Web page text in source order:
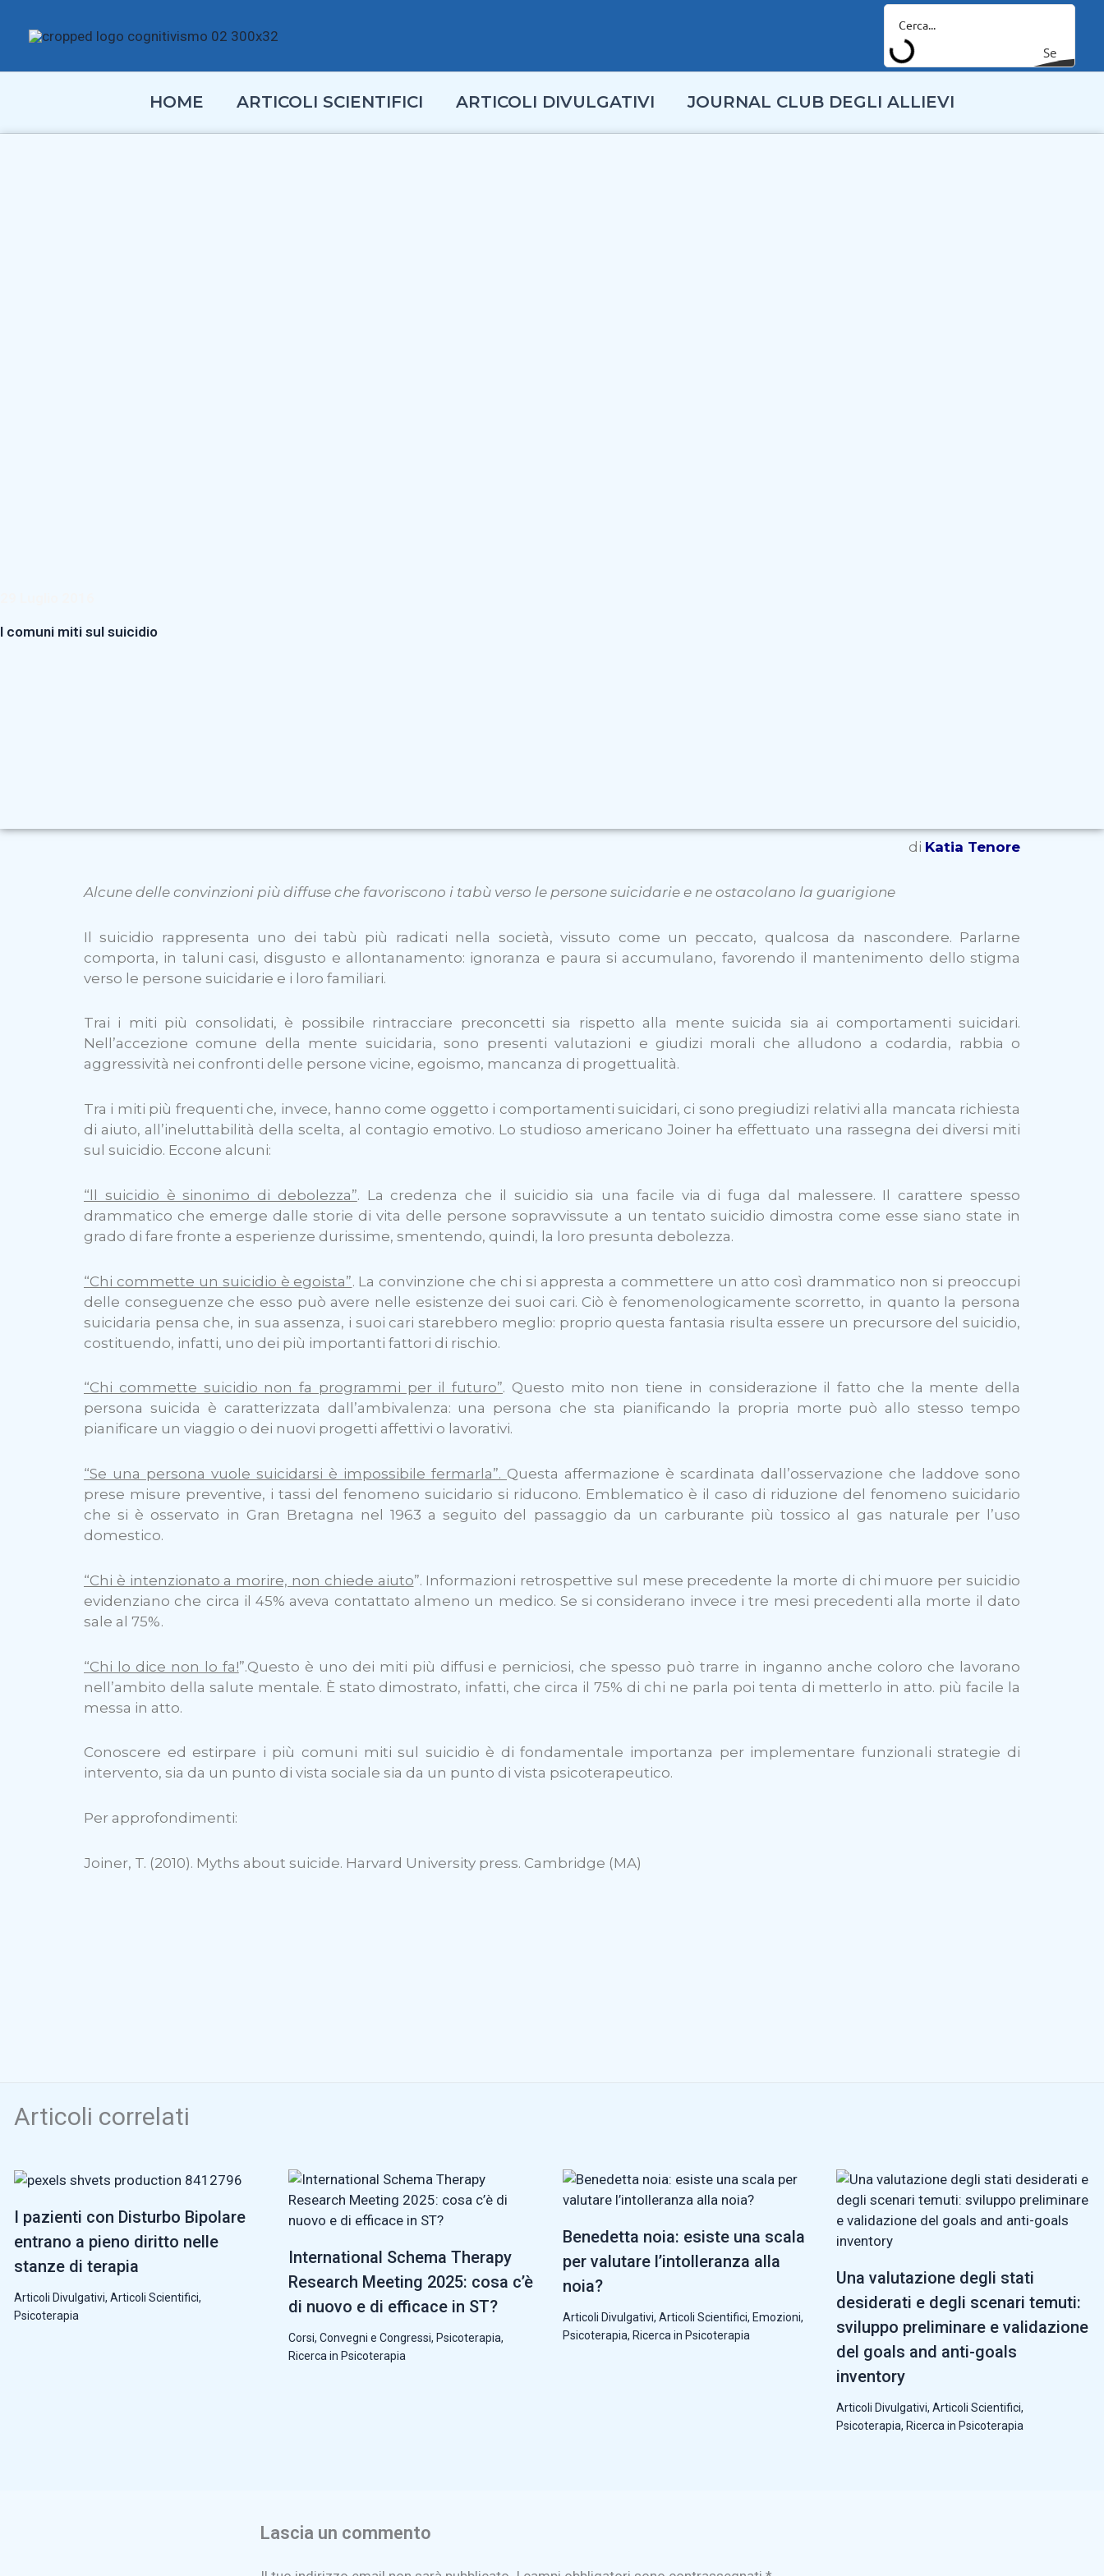
Se
HOME ARTICOLI SCIENTIFICI ARTICOLI DIVULGATIVI JOURNAL CLUB DEGLI ALLIEVI
I comuni miti sul suicidio
di Katia Tenore
Alcune delle convinzioni più diffuse che favoriscono i tabù verso le persone suicidarie e ne ostacolano la guarigione
Il suicidio rappresenta uno dei tabù più radicati nella società, vissuto come un peccato, qualcosa da nascondere. Parlarne
comporta, in taluni casi, disgusto e allontanamento: ignoranza e paura si accumulano, favorendo il mantenimento dello stigma
verso le persone suicidarie e i loro familiari.
Trai i miti più consolidati, è possibile rintracciare preconcetti sia rispetto alla mente suicida sia ai comportamenti suicidari.
Nell’accezione comune della mente suicidaria, sono presenti valutazioni e giudizi morali che alludono a codardia, rabbia o
aggressività nei confronti delle persone vicine, egoismo, mancanza di progettualità.
Tra i miti più frequenti che, invece, hanno come oggetto i comportamenti suicidari, ci sono pregiudizi relativi alla mancata richiesta
di aiuto, all’ineluttabilità della scelta, al contagio emotivo. Lo studioso americano Joiner ha effettuato una rassegna dei diversi miti
sul suicidio. Eccone alcuni:
“ll suicidio è sinonimo di debolezza”. La credenza che il suicidio sia una facile via di fuga dal malessere. Il carattere spesso
drammatico che emerge dalle storie di vita delle persone sopravvissute a un tentato suicidio dimostra come esse siano state in
grado di fare fronte a esperienze durissime, smentendo, quindi, la loro presunta debolezza.
“Chi commette un suicidio è egoista”. La convinzione che chi si appresta a commettere un atto così drammatico non si preoccupi
delle conseguenze che esso può avere nelle esistenze dei suoi cari. Ciò è fenomenologicamente scorretto, in quanto la persona
suicidaria pensa che, in sua assenza, i suoi cari starebbero meglio: proprio questa fantasia risulta essere un precursore del suicidio,
costituendo, infatti, uno dei più importanti fattori di rischio.
“Chi commette suicidio non fa programmi per il futuro”. Questo mito non tiene in considerazione il fatto che la mente della
persona suicida è caratterizzata dall’ambivalenza: una persona che sta pianificando la propria morte può allo stesso tempo
pianificare un viaggio o dei nuovi progetti affettivi o lavorativi.
“Se una persona vuole suicidarsi è impossibile fermarla”. Questa affermazione è scardinata dall’osservazione che laddove sono
prese misure preventive, i tassi del fenomeno suicidario si riducono. Emblematico è il caso di riduzione del fenomeno suicidario
che si è osservato in Gran Bretagna nel 1963 a seguito del passaggio da un carburante più tossico al gas naturale per l’uso
domestico.
“Chi è intenzionato a morire, non chiede aiuto”. Informazioni retrospettive sul mese precedente la morte di chi muore per suicidio
evidenziano che circa il 45% aveva contattato almeno un medico. Se si considerano invece i tre mesi precedenti alla morte il dato
sale al 75%.
“Chi lo dice non lo fa!”.Questo è uno dei miti più diffusi e perniciosi, che spesso può trarre in inganno anche coloro che lavorano
nell’ambito della salute mentale. È stato dimostrato, infatti, che circa il 75% di chi ne parla poi tenta di metterlo in atto. più facile la
messa in atto.
Conoscere ed estirpare i più comuni miti sul suicidio è di fondamentale importanza per implementare funzionali strategie di
intervento, sia da un punto di vista sociale sia da un punto di vista psicoterapeutico.
Per approfondimenti:
Joiner, T. (2010). Myths about suicide. Harvard University press. Cambridge (MA)
Articoli correlati
I pazienti con Disturbo Bipolare
entrano a pieno diritto nelle
stanze di terapia
Articoli Divulgativi, Articoli Scientifici,
Psicoterapia
International Schema Therapy
Research Meeting 2025: cosa c’è
di nuovo e di efficace in ST?
Corsi, Convegni e Congressi, Psicoterapia,
Ricerca in Psicoterapia
Benedetta noia: esiste una scala
per valutare l’intolleranza alla
noia?
Articoli Divulgativi, Articoli Scientifici, Emozioni,
Psicoterapia, Ricerca in Psicoterapia
Una valutazione degli stati
desiderati e degli scenari temuti:
sviluppo preliminare e validazione
del goals and anti-goals
inventory
Articoli Divulgativi,Articoli Scientifici,
Psicoterapia,Ricerca in Psicoterapia
Lascia un commento